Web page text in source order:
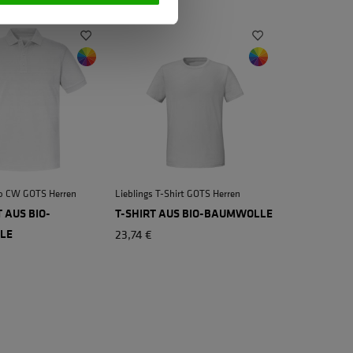
+ 3
GOTS Herren
AUS BIO-
Lieblings T-Shirt GOTS Herren
T-SHIRT AUS BIO-BAUMWOLLE
23,74 €